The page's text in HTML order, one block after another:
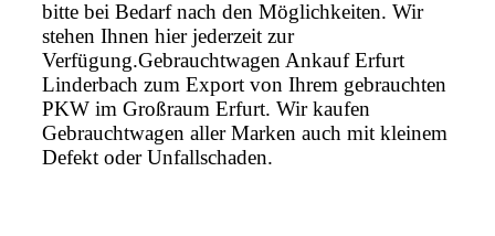
bitte bei Bedarf nach den Möglichkeiten. Wir
stehen Ihnen hier jederzeit zur
Verfügung.Gebrauchtwagen Ankauf Erfurt
Linderbach zum Export von Ihrem gebrauchten
PKW im Großraum Erfurt. Wir kaufen
Gebrauchtwagen aller Marken auch mit kleinem
Defekt oder Unfallschaden.